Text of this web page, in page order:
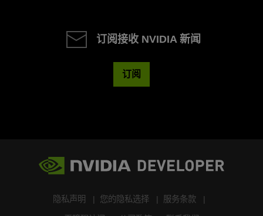
订阅接收 NVIDIA 新闻
订阅
隐私声明 您的隐私选择 服务条款